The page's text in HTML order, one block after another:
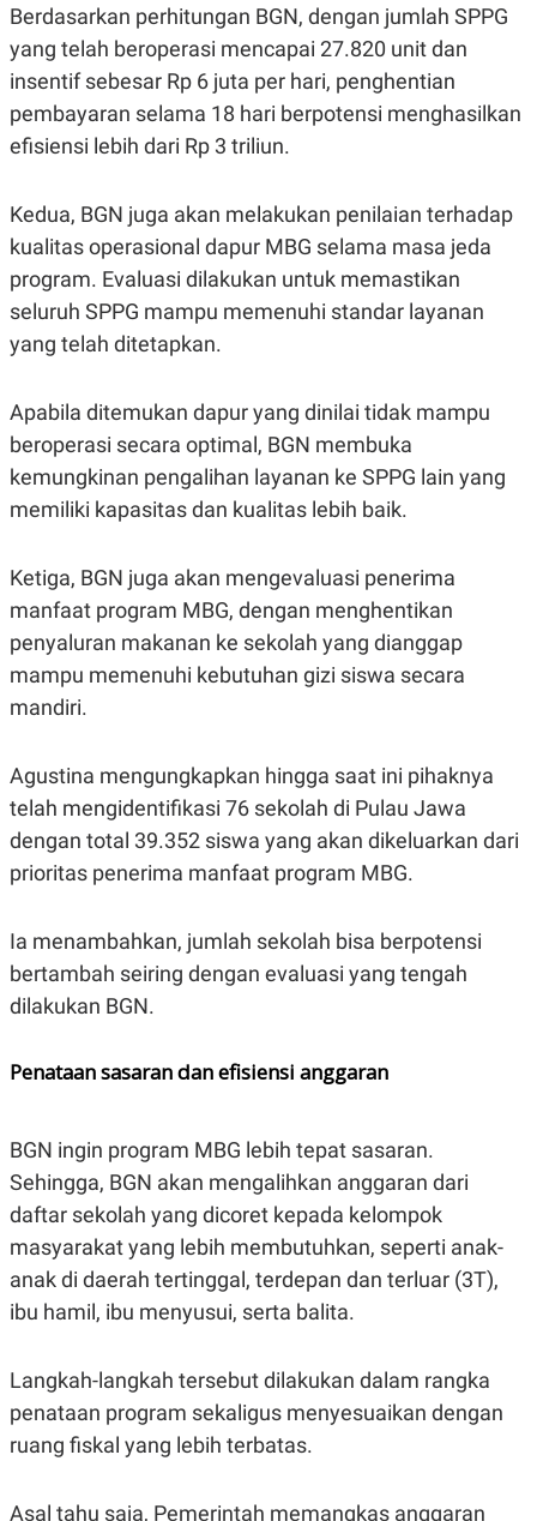
G
E
D
A
.
I
PROFILE
OF
PEMBERITAAN
POLICY
Berdasarkan perhitungan BGN, dengan jumlah SPPG
yang telah beroperasi mencapai 27.820 unit dan
insentif sebesar Rp 6 juta per hari, penghentian
pembayaran selama 18 hari berpotensi menghasilkan
efisiensi lebih dari Rp 3 triliun.
Kedua, BGN juga akan melakukan penilaian terhadap
kualitas operasional dapur MBG selama masa jeda
program. Evaluasi dilakukan untuk memastikan
seluruh SPPG mampu memenuhi standar layanan
yang telah ditetapkan.
Apabila ditemukan dapur yang dinilai tidak mampu
beroperasi secara optimal, BGN membuka
kemungkinan pengalihan layanan ke SPPG lain yang
memiliki kapasitas dan kualitas lebih baik.
Ketiga, BGN juga akan mengevaluasi penerima
manfaat program MBG, dengan menghentikan
penyaluran makanan ke sekolah yang dianggap
mampu memenuhi kebutuhan gizi siswa secara
mandiri.
Agustina mengungkapkan hingga saat ini pihaknya
telah mengidentifikasi 76 sekolah di Pulau Jawa
dengan total 39.352 siswa yang akan dikeluarkan dari
prioritas penerima manfaat program MBG.
Ia menambahkan, jumlah sekolah bisa berpotensi
bertambah seiring dengan evaluasi yang tengah
dilakukan BGN.
Penataan sasaran dan efisiensi anggaran
BGN ingin program MBG lebih tepat sasaran.
Sehingga, BGN akan mengalihkan anggaran dari
daftar sekolah yang dicoret kepada kelompok
masyarakat yang lebih membutuhkan, seperti anak-
anak di daerah tertinggal, terdepan dan terluar (3T),
ibu hamil, ibu menyusui, serta balita.
Langkah-langkah tersebut dilakukan dalam rangka
penataan program sekaligus menyesuaikan dengan
ruang fiskal yang lebih terbatas.
Asal tahu saja, Pemerintah memangkas anggaran